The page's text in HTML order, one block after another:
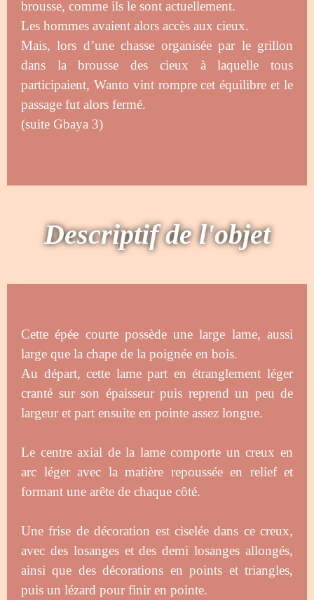
brousse, comme ils le sont actuellement.
Les hommes avaient alors accès aux cieux.
Mais, lors d’une chasse organisée par le grillon
dans la brousse des cieux à laquelle tous
participaient, Wanto vint rompre cet équilibre et le
passage fut alors fermé.
(suite Gbaya 3)
Descriptif de l'objet
Cette épée courte possède une large lame, aussi
large que la chape de la poignée en bois.
Au départ, cette lame part en étranglement léger
cranté sur son épaisseur puis reprend un peu de
largeur et part ensuite en pointe assez longue.
Le centre axial de la lame comporte un creux en
arc léger avec la matière repoussée en relief et
formant une arête de chaque côté.
Une frise de décoration est ciselée dans ce creux,
avec des losanges et des demi losanges allongés,
ainsi que des décorations en points et triangles,
puis un lézard pour finir en pointe.